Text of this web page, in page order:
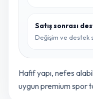
Satış sonrası
Değişim ve destek
Hafif yapı, nefes
uygun premium spor